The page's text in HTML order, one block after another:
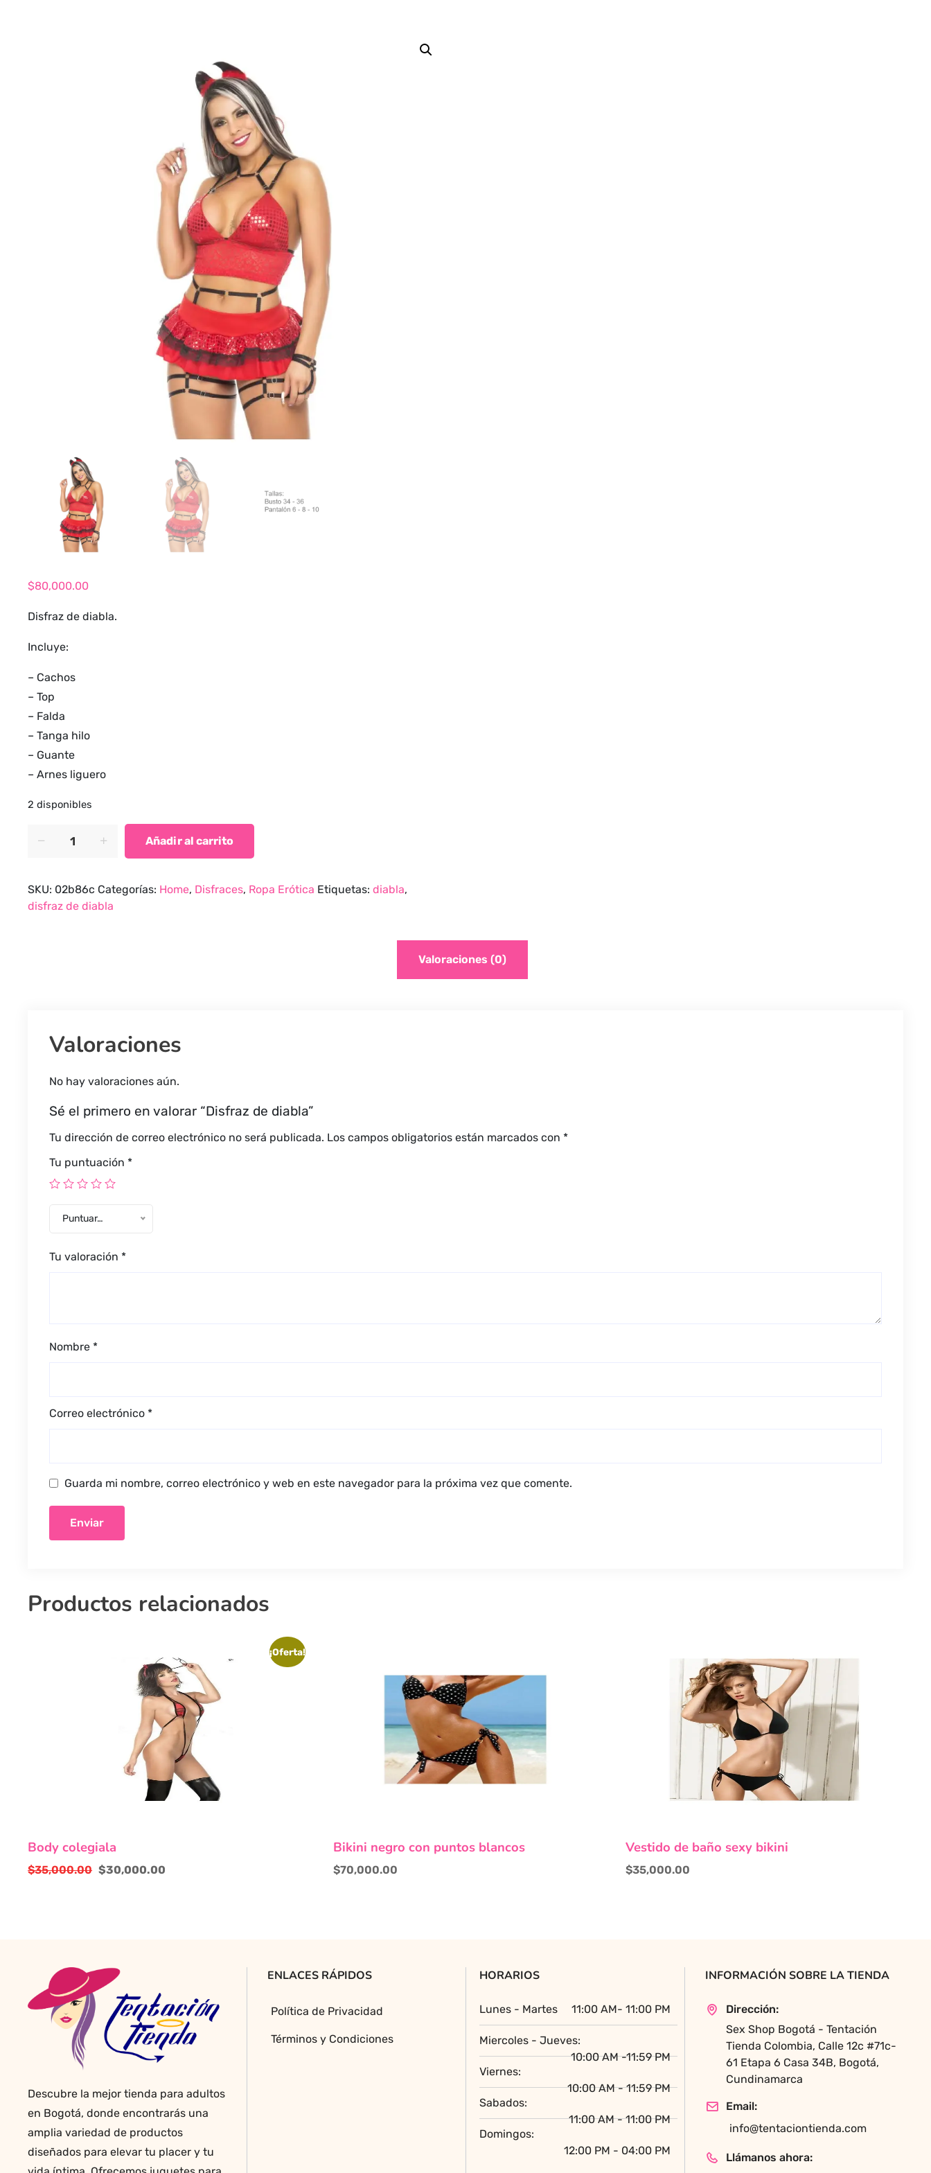
$80,000.00
Disfraz de diabla.
Incluye:
– Cachos
– Top
– Falda
– Tanga hilo
– Guante
– Arnes liguero
2 disponibles
Añadir al carrito
SKU: 02b86c Categorías: Home, Disfraces, Ropa Erótica Etiquetas: diabla,
disfraz de diabla
Valoraciones (0)
Valoraciones
No hay valoraciones aún.
Sé el primero en valorar “Disfraz de diabla”
Tu dirección de correo electrónico no será publicada. Los campos obligatorios están marcados con *
Tu puntuación *
Puntuar…
Tu valoración *
Nombre *
Correo electrónico *
Guarda mi nombre, correo electrónico y web en este navegador para la próxima vez que comente.
Productos relacionados
¡Oferta!
Body colegiala
$35,000.00 $30,000.00
producto
tiene
múltiples
elegir
la
de
Bikini negro con puntos blancos
$70,000.00
producto
tiene
múltiples
la
página
producto
Vestido de baño sexy bikini
$35,000.00
Descubre la mejor tienda para adultos
en Bogotá, donde encontrarás una
amplia variedad de productos
diseñados para elevar tu placer y tu
ENLACES RÁPIDOS
Política de Privacidad
Términos y Condiciones
HORARIOS
Lunes - Martes 11:00 AM- 11:00 PM
Miercoles - Jueves:
10:00 AM -11:59 PM
Viernes:
10:00 AM - 11:59 PM
Sabados:
11:00 AM - 11:00 PM
Domingos:
12:00 PM - 04:00 PM
INFORMACIÓN SOBRE LA TIENDA
Dirección:
Sex Shop Bogotá - Tentación
Tienda Colombia, Calle 12c #71c-
61 Etapa 6 Casa 34B, Bogotá,
Cundinamarca
Email:
info@tentaciontienda.com
Llámanos ahora: